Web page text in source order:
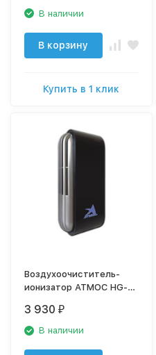
В наличии
В корзину
Купить в 1 клик
Воздухоочиститель-
ионизатор АТМОС HG-
3 930 ₽
В наличии